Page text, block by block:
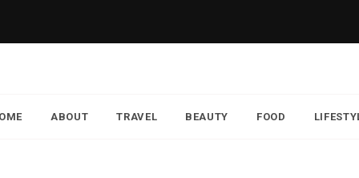
ABOUT TRAVEL BEAUTY FOOD